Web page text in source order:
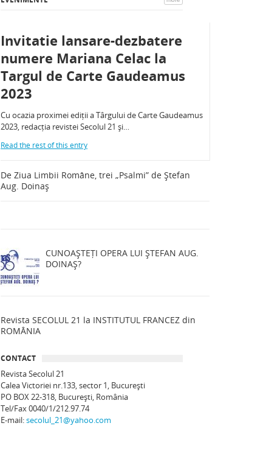
Invitatie lansare-dezbatere
numere Mariana Celac la
Targul de Carte Gaudeamus
2023
Cu ocazia proximei ediții a Târgului de Carte Gaudeamus
2023, redacția revistei Secolul 21 și…
Read the rest of this entry
De Ziua Limbii Române, trei „Psalmi” de Ștefan
Aug. Doinaș
CUNOAȘTEȚI OPERA LUI ȘTEFAN AUG.
DOINAȘ?
Revista SECOLUL 21 la INSTITUTUL FRANCEZ din
ROMÂNIA
CONTACT
Revista Secolul 21
Calea Victoriei nr.133, sector 1, Bucureşti
PO BOX 22-318, București, România
Tel/Fax 0040/1/212.97.74
E-mail:secolul_21@yahoo.com